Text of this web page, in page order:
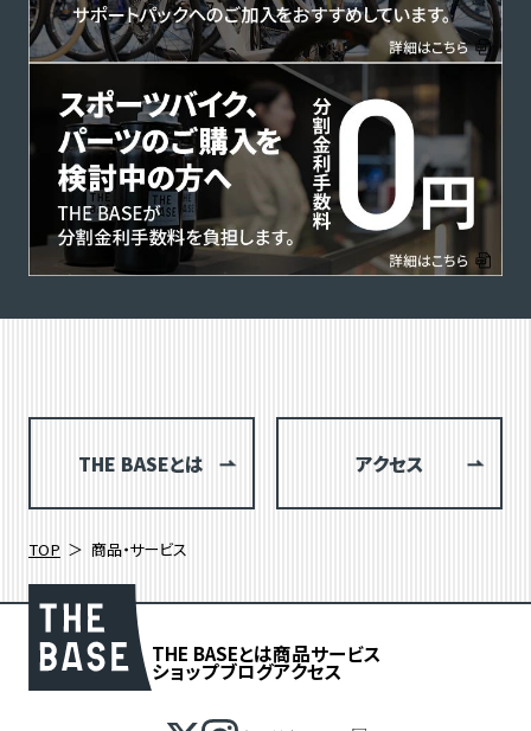
THE BASEとは アクセス
TOP 商品・サービス
THE BASEとは商品サービス
ショップブログアクセス